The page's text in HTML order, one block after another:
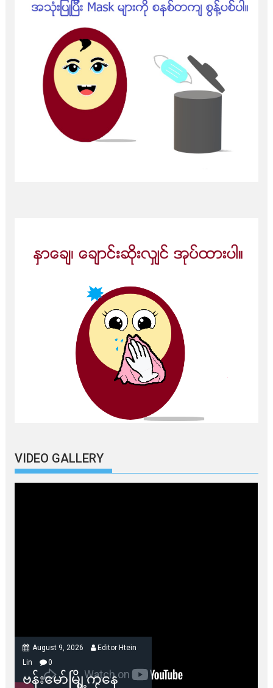
VIDEO GALLERY
August 9, 2026
Editor Htein
Lin
0
ဗန်းမော်မြို့ကနေ